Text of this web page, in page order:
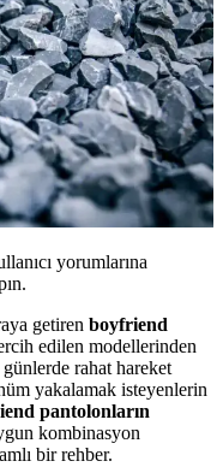
yorumlarına
getiren boyfriend
edilen modellerinden
rahat hareket
yakalamak isteyenlerin
pantolonların
kombinasyon
bir rehber.